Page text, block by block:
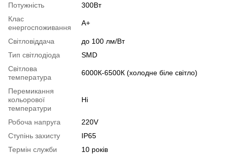
Потужність
300Вт
Клас
енергоспоживання
А+
Світловіддача
до 100 лм/Вт
Тип світлодіода
SMD
Світлова
температура
6000К-6500К (холодне біле світло)
Перемикання
кольорової
температури
Ні
Робоча напруга
220V
Ступінь захисту
IP65
Термін служби
10 років